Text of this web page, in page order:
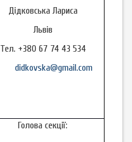
Дідковська Лариса
Львів
Тел. +380 67 74 43 534
didkovska@gmail.com
Голова секції: